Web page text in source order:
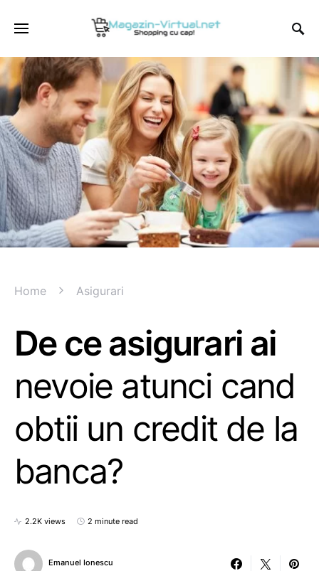
Home Asigurari
De ce asigurari ai
nevoie atunci cand
obtii un credit de la
banca?
2.2K views 2 minute read
Emanuel Ionescu